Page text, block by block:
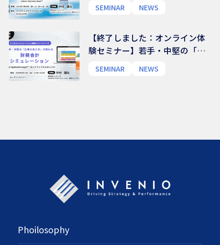
ョン体験セミナー｜Celemi
SEMINAR NEWS
【終了しました：オンライン体
験セミナー】若手・中堅の「仕
SEMINAR NEWS
Phoilosophy